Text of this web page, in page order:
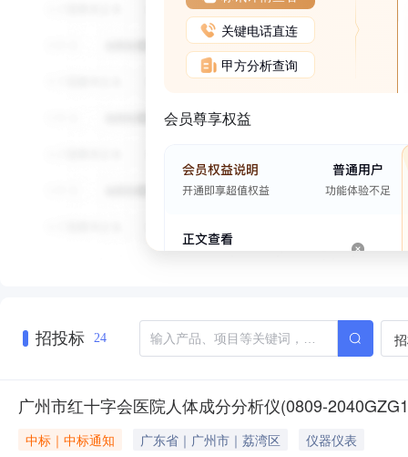
关键电话直连
甲方分析查询
会员尊享权益
招投标 24
广州市红十字会医院人体成分分析仪(0809-
中标｜中标通知 广东省｜广州市｜荔湾区
仪器仪表